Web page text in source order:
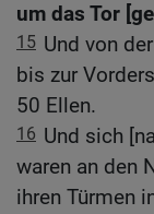
um das Tor
15 Und von
bis zur
50 Ellen.
16 Und sich
waren an den
ihren Türmen